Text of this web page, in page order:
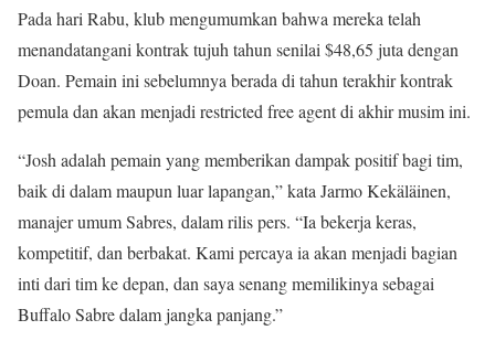
Pada hari Rabu, klub mengumumkan bahwa mereka telah
menandatangani kontrak tujuh tahun senilai $48,65 juta dengan
Doan. Pemain ini sebelumnya berada di tahun terakhir kontrak
pemula dan akan menjadi restricted free agent di akhir musim ini.
“Josh adalah pemain yang memberikan dampak positif bagi tim,
baik di dalam maupun luar lapangan,” kata Jarmo Kekäläinen,
manajer umum Sabres, dalam rilis pers. “Ia bekerja keras,
kompetitif, dan berbakat. Kami percaya ia akan menjadi bagian
inti dari tim ke depan, dan saya senang memilikinya sebagai
Buffalo Sabre dalam jangka panjang.”